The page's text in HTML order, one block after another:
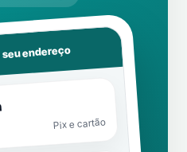
endereço
Pix e cartão